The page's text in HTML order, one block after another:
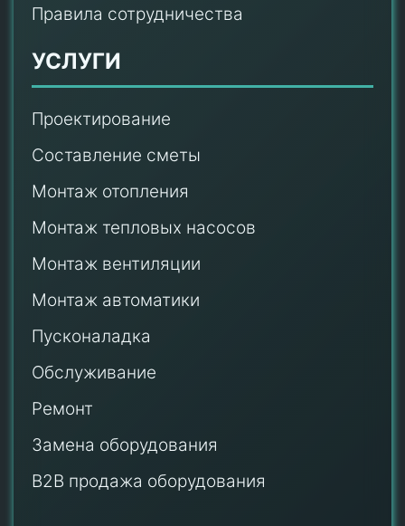
Правила сотрудничества
УСЛУГИ
Проектирование
Составление сметы
Монтаж отопления
Монтаж тепловых насосов
Монтаж вентиляции
Монтаж автоматики
Пусконаладка
Обслуживание
Ремонт
Замена оборудования
B2B продажа оборудования